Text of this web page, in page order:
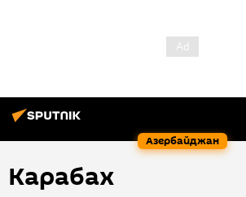
Азербайджан
Карабах